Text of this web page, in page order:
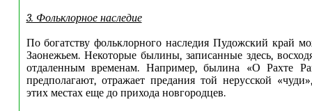
3. Фольклорное наследие
По богатству фольклорного наследия Пудожский край
Заонежьем. Некоторые былины, записанные здесь,
отдаленным временам. Например, былина «О Рахте
предполагают, отражает предания той нерусской
этих местах еще до прихода новгородцев.